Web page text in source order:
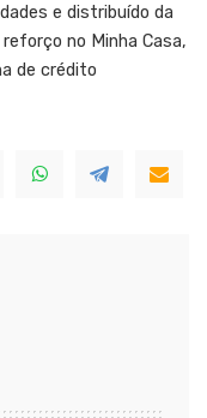
e distribuído da
no Minha Casa,
de crédito